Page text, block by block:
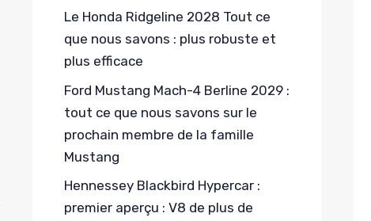
Le Honda Ridgeline 2028 Tout ce
que nous savons : plus robuste et
plus efficace
Ford Mustang Mach-4 Berline 2029 :
tout ce que nous savons sur le
prochain membre de la famille
Mustang
Hennessey Blackbird Hypercar :
premier aperçu : V8 de plus de